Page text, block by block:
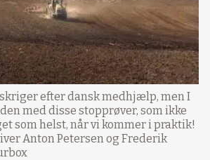
efter dansk medhjælp, men I
med disse stopprøver, som ikke
som helst, når vi kommer i praktik!
Anton Petersen og Frederik